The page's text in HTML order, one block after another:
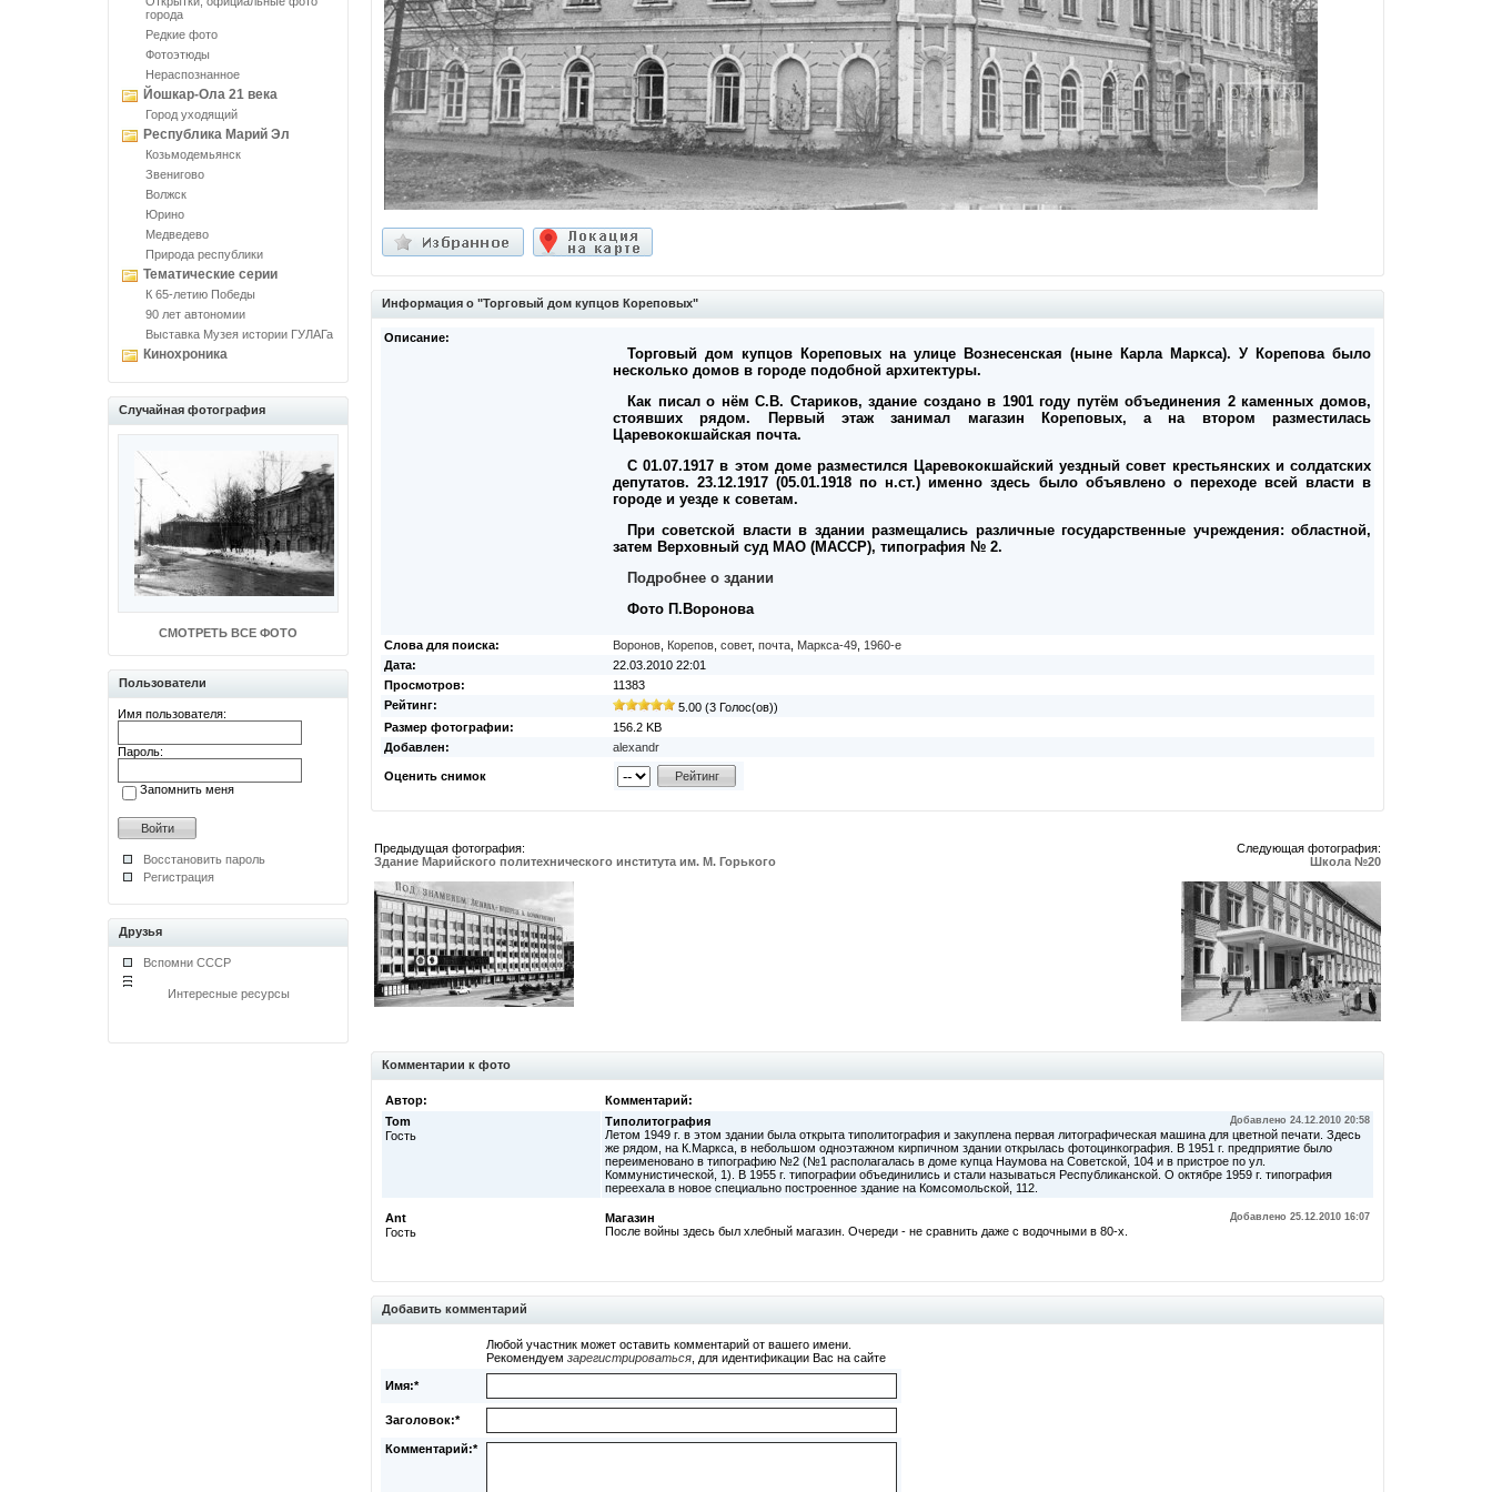
города
Редкие фото
Фотоэтюды
Нераспознанное
Йошкар-Ола 21 века
Город уходящий
Республика Марий Эл
Козьмодемьянск
Звенигово
Волжск
Юрино
Медведево
Природа республики
Тематические серии
К 65-летию Победы
90 лет автономии
Выставка Музея истории ГУЛАГа
Кинохроника
Случайная фотография
СМОТРЕТЬ ВСЕ ФОТО
Пользователи
Имя пользователя:
Пароль:
Запомнить меня
Восстановить пароль
Регистрация
Друзья
Вспомни СССР
Интересные ресурсы
Информация о "Торговый дом купцов Кореповых"
Описание:
Торговый дом купцов Кореповых на улице Вознесенская (ныне Карла Маркса). У Корепова было
несколько домов в городе подобной архитектуры.
Как писал о нём С.В. Стариков, здание создано в 1901 году путём объединения 2 каменных домов,
стоявших рядом. Первый этаж занимал магазин Кореповых, а на втором разместилась
Царевококшайская почта.
С 01.07.1917 в этом доме разместился Царевококшайский уездный совет крестьянских и солдатских
депутатов. 23.12.1917 (05.01.1918 по н.ст.) именно здесь было объявлено о переходе всей власти в
городе и уезде к советам.
При советской власти в здании размещались различные государственные учреждения: областной,
затем Верховный суд МАО (МАССР), типография № 2.
Подробнее о здании
Фото П.Воронова
Слова для поиска: Воронов Корепов совет, почта Маркса-49 1960-е
Дата:
22.03.2010 22:01
Просмотров:
11383
Рейтинг:
5.00 (3 Голос(ов))
Размер фотографии:
156.2 KB
Добавлен:
alexandr
Оценить снимок
Предыдущая фотография:
Здание Марийского политехнического института им. М. Горького
Следующая фотография:
Школа №20
Комментарии к фото
Автор:
Комментарий:
Tom
Гость
Типолитография Добавлено 24.12.2010 20:58
Летом 1949 г. в этом здании была открыта типолитография и закуплена первая литографическая машина для цветной печати. Здесь
же рядом, на К.Маркса, в небольшом одноэтажном кирпичном здании открылась фотоцинкография. В 1951 г. предприятие было
переименовано в типографию №2 (№1 располагалась в доме купца Наумова на Советской, 104 и в пристрое по ул.
Коммунистической, 1). В 1955 г. типографии объединились и стали называться Республиканской. О октябре 1959 г. типография
переехала в новое специально построенное здание на Комсомольской, 112.
Ant
Гость
Магазин Добавлено 25.12.2010 16:07
После войны здесь был хлебный магазин. Очереди - не сравнить даже с водочными в 80-х.
Добавить комментарий
Любой участник может оставить комментарий от вашего имени.
Рекомендуем зарегистрироваться , для идентификации Вас на сайте
Имя:*
Заголовок:*
Комментарий:*